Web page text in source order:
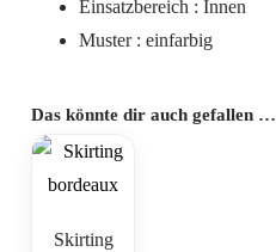
Einsatzbereich : Innen
Muster : einfarbig
Das könnte dir auch gefallen …
Skirting